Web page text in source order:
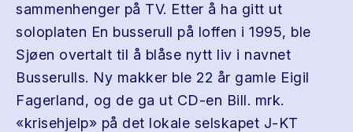
sammenhenger på TV. Etter å ha gitt ut
soloplaten En busserull på loffen i 1995, ble
Sjøen overtalt til å blåse nytt liv i navnet
Busserulls. Ny makker ble 22 år gamle Eigil
Fagerland, og de ga ut CD-en Bill. mrk.
«krisehjelp» på det lokale selskapet J-KT